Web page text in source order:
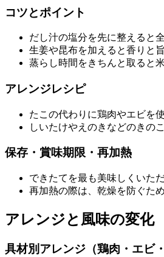
コツとポイント
だし汁の塩分を先に整えると
生姜や昆布を加えると香りと
蒸らし時間をきちんと取ると
アレンジレシピ
たこの代わりに鶏肉やエビを
しいたけやえのきなどのきの
保存・賞味期限・再加熱
できたてを最も美味しくいた
再加熱の際は、乾燥を防ぐた
アレンジと風味の変化
具材別アレンジ（鶏肉・エビ